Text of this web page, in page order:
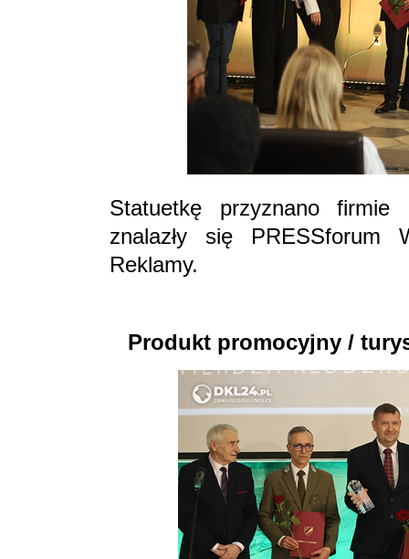
Statuetkę przyznano firmie
znalazły się PRESSforum
Reklamy.
Produkt promocyjny /